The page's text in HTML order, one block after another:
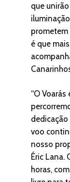
que
é que
“O
voo
nosso
Éric Lana.
horas,